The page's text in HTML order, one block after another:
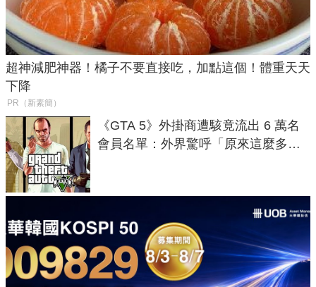
超神減肥神器！橘子不要直接吃，加點這個！體重天天
下降
PR（新素簡）
《GTA 5》外掛商遭駭竟流出 6 萬名
會員名單：外界驚呼「原來這麼多人